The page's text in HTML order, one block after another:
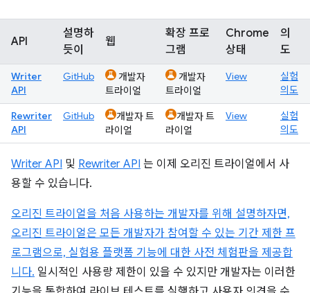
API
설명하
듯이
웹
확장 프로
그램
Chrome
상태
의
도
Writer
API
GitHub
개발자
트라이얼
개발자
트라이얼
View
실험
의도
Rewriter
API
GitHub
개발자 트
라이얼
개발자 트
라이얼
View
실험
의도
Writer API 및 Rewriter API 는 이제 오리진 트라이얼에서 사
용할 수 있습니다.
오리진 트라이얼을 처음 사용하는 개발자를 위해 설명하자면,
오리진 트라이얼은 모든 개발자가 참여할 수 있는 기간 제한 프
로그램으로, 실험용 플랫폼 기능에 대한 사전 체험판을 제공합
니다. 일시적인 사용량 제한이 있을 수 있지만 개발자는 이러한